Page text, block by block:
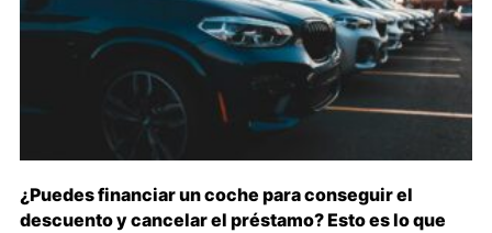
¿Puedes financiar un coche para conseguir el
descuento y cancelar el préstamo? Esto es lo que